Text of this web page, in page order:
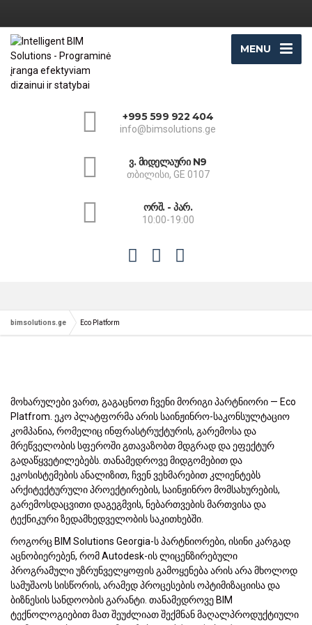
MENU
+995 599 922 404
info@bimsolutions.ge
ვ. მიდელაური N9
თბილისი, GE 0107
ორშ. - პარ.
10:00-19:00
bimsolutions.ge Eco Platform
მოხარულები ვართ, გაგაცნოთ ჩვენი მორიგი პარტნიორი — Eco
Platfrom. ეკო პლატფორმა არის საინჟინრო-საკონსულტაციო
კომპანია, რომელიც ინფრასტრუქტურის, გარემოსა და
მრეწველობის სფეროში გთავაზობთ მდგრად და ეფექტურ
გადაწყვეტილებებს. თანამედროვე მიდგომებით და
ეკოსისტემების ანალიზით, ჩვენ ვეხმარებით კლიენტებს
არქიტექტურული პროექტირების, საინჟინრო მომსახურების,
გარემოსდაცვითი დაგეგმვის, ნებართვების მართვისა და
ტექნიკური ზედამხედველობის საკითხებში.
როგორც BIM Solutions Georgia-ს პარტნიორები, ისინი კარგად
აცნობიერებენ, რომ Autodesk-ის ლიცენზირებული
პროგრამული უზრუნველყოფის გამოყენება არის არა მხოლოდ
სამუშაოს სისწორის, არამედ პროცესების ოპტიმიზაციისა და
ბიზნესის სანდოობის გარანტი. თანამედროვე BIM
ტექნოლოგიებით მათ შეუძლიათ შექმნან მაღალპროდუქტიული